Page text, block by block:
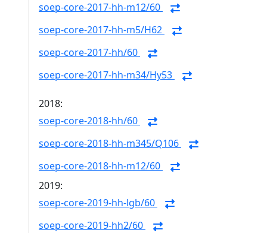
soep-core-2017-hh-m12/60
soep-core-2017-hh-m5/H62
soep-core-2017-hh/60
soep-core-2017-hh-m34/Hy53
2018:
soep-core-2018-hh/60
soep-core-2018-hh-m345/Q106
soep-core-2018-hh-m12/60
2019:
soep-core-2019-hh-lgb/60
soep-core-2019-hh2/60